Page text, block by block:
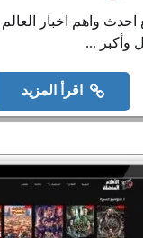
احدث واهم اخبار
وأكبر ...
اقرأ المزيد